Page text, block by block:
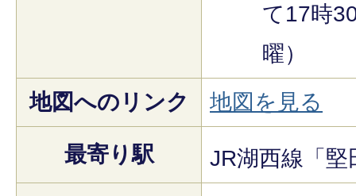
て17時
曜）
地図へのリンク
地図を見る
最寄り駅 JR湖西線「